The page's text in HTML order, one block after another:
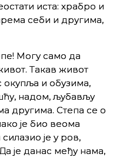
иста: храбро и
себи и другима,
Могу само да
Такав живот
окупља и обузима,
надом, љубављу
другима. Степа се о
је био веома
је у ров,
је данас међу нама,